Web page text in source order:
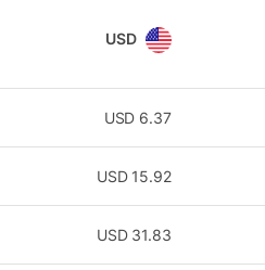
USD
6.37
USD
15.92
USD
31.83
USD